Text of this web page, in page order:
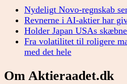
Nydeligt Novo-regnskab
Revnerne i AI-aktier har
Holder Japan USAs
Fra volatilitet til roligere
med det hele
Om Aktieraadet.dk